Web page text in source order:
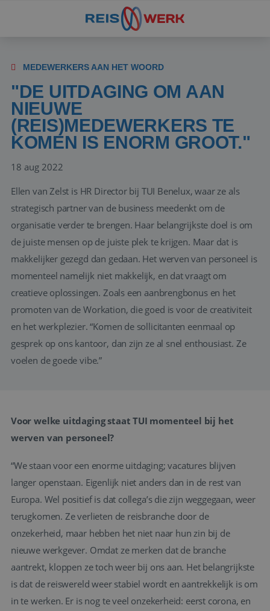
MEDEWERKERS AAN HET WOORD
"DE UITDAGING OM AAN
NIEUWE
(REIS)MEDEWERKERS TE
KOMEN IS ENORM GROOT."
18 aug 2022
Ellen van Zelst is HR Director bij TUI Benelux, waar ze als
strategisch partner van de business meedenkt om de
organisatie verder te brengen. Haar belangrijkste doel is om
de juiste mensen op de juiste plek te krijgen. Maar dat is
makkelijker gezegd dan gedaan. Het werven van personeel is
momenteel namelijk niet makkelijk, en dat vraagt om
creatieve oplossingen. Zoals een aanbrengbonus en het
promoten van de Workation, die goed is voor de creativiteit
en het werkplezier. “Komen de sollicitanten eenmaal op
gesprek op ons kantoor, dan zijn ze al snel enthousiast. Ze
voelen de goede vibe.”
Voor welke uitdaging staat TUI momenteel bij het
werven van personeel?
“We staan voor een enorme uitdaging; vacatures blijven
langer openstaan. Eigenlijk niet anders dan in de rest van
Europa. Wel positief is dat collega’s die zijn weggegaan, weer
terugkomen. Ze verlieten de reisbranche door de
onzekerheid, maar hebben het niet naar hun zin bij de
nieuwe werkgever. Omdat ze merken dat de branche
aantrekt, kloppen ze toch weer bij ons aan. Het belangrijkste
is dat de reiswereld weer stabiel wordt en aantrekkelijk is om
in te werken. Er is nog te veel onzekerheid: eerst corona, en